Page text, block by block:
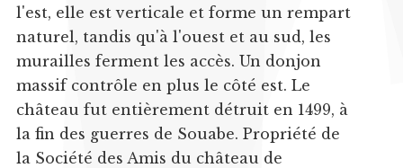
l'est, elle est verticale et forme un rempart
naturel, tandis qu'à l'ouest et au sud, les
murailles ferment les accès. Un donjon
massif contrôle en plus le côté est. Le
château fut entièrement détruit en 1499, à
la fin des guerres de Souabe. Propriété de
la Société des Amis du château de